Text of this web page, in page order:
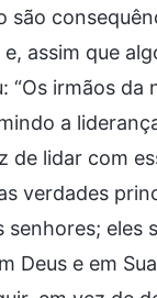
são
assim que
“Os irmãos
a
de lidar com
verdades
e em